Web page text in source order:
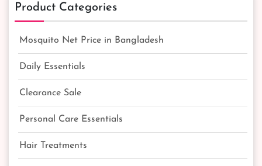
Product Categories
Mosquito Net Price in Bangladesh
Daily Essentials
Clearance Sale
Personal Care Essentials
Hair Treatments